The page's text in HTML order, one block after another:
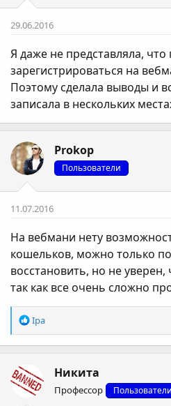
29.06.2016
Я даже не представляла,
зарегистрироваться на
Поэтому сделала выводы и
записала в нескольких
Prokop
Пользователи
11.07.2016
На вебмани нету
кошельков, можно только
восстановить, но не уверен,
так как все очень сложно
Р
е
а
ц
і
ї
Ipa
Никита
Профессор Пользователи